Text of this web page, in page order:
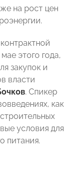
на рост цен
этого года,
закупок и
власти
. Спикер
как
условия для
питания.